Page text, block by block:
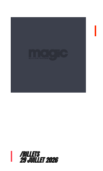
/BILLETS
29 JUILLET 2026